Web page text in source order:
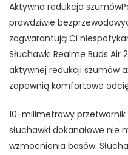
Aktywna redukcja
prawdziwie
zagwarantują Ci
Słuchawki Realme Buds
aktywnej redukcji szumów
zapewnią komfortowe
10-milimetrowy przetwornik
słuchawki dokanałowe nie
wzmocnienia basów.